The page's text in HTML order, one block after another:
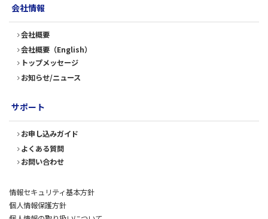
会社情報
会社概要
会社概要（English）
トップメッセージ
お知らせ/ニュース
サポート
お申し込みガイド
よくある質問
お問い合わせ
情報セキュリティ基本方針
個人情報保護方針